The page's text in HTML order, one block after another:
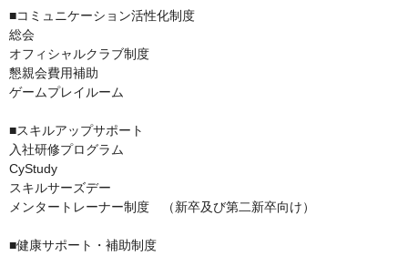
■コミュニケーション活性化制度
総会
オフィシャルクラブ制度
懇親会費用補助
ゲームプレイルーム
■スキルアップサポート
入社研修プログラム
CyStudy
スキルサーズデー
メンタートレーナー制度　（新卒及び第二新卒向け）
■健康サポート・補助制度